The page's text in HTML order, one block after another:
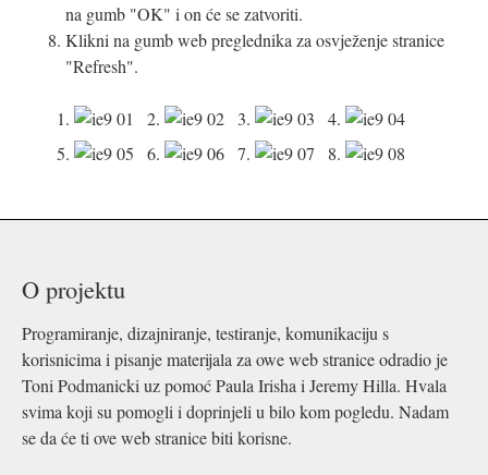
na gumb "OK" i on će se zatvoriti.
Klikni na gumb web preglednika za osvježenje stranice
"Refresh".
1. 2. 3.
4.
5.
6. 7. 8.
O projektu
Programiranje, dizajniranje, testiranje, komunikaciju s
korisnicima i pisanje materijala za owe web stranice odradio je
Toni Podmanicki uz pomoć Paula Irisha i Jeremy Hilla. Hvala
svima koji su pomogli i doprinjeli u bilo kom pogledu. Nadam
se da će ti ove web stranice biti korisne.